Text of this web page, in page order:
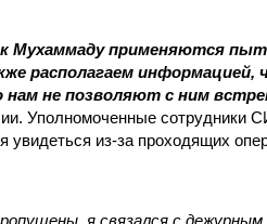
Мухаммаду применяются
располагаем информацией,
нам не позволяют с ним
Уполномоченные сотрудники
из-за проходящих
я связался с дежурным